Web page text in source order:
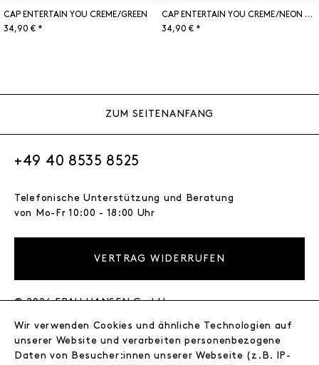
CAP ENTERTAIN YOU CREME/GREEN
34,90 € *
CAP ENTERTAIN YOU CREME/NEON PINK
34,90 € *
ZUM SEITENANFANG
+49 40 8535 8525
Telefonische Unterstützung und Beratung
von Mo-Fr 10:00 - 18:00 Uhr
VERTRAG WIDERRUFEN
© 2026 FRAU HANSEN GmbH
Store
Wir verwenden Cookies und ähnliche Technologien auf
unserer Website und verarbeiten personenbezogene
Daten von Besucher:innen unserer Webseite (z.B. IP-